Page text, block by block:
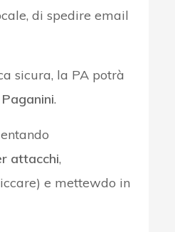
di spedire email
sicura, la PA potrà
Paganini.
attacchi,
e mettewdo in